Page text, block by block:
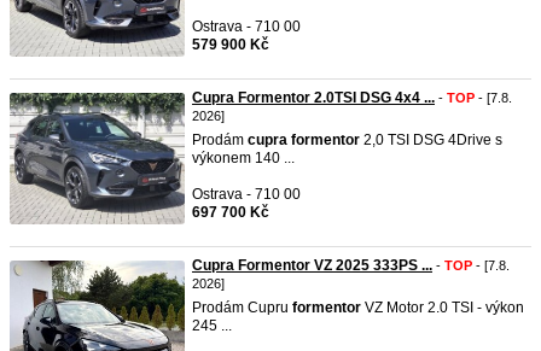
Ostrava - 710 00
579 900 Kč
Cupra Formentor 2.0TSI DSG 4x4 ... - TOP - [7.8.
2026]
Prodám cupra formentor 2,0 TSI DSG 4Drive s
výkonem 140 ...
Ostrava - 710 00
697 700 Kč
Cupra Formentor VZ 2025 333PS ... - TOP - [7.8.
2026]
Prodám Cupru formentor VZ Motor 2.0 TSI - výkon
245 ...